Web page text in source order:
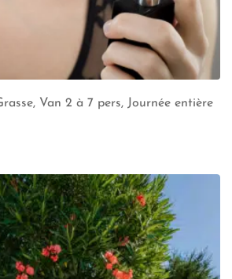
Van 2 à 7 pers, Journée entière